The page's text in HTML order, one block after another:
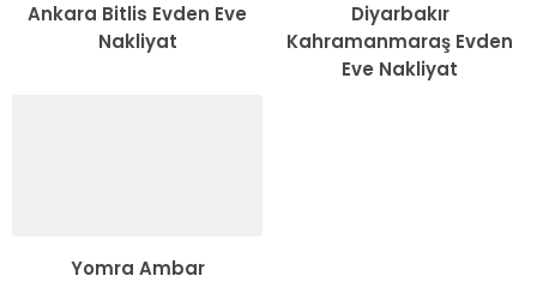
Ankara Bitlis Evden Eve
Nakliyat
Diyarbakır
Kahramanmaraş Evden
Eve Nakliyat
Yomra Ambar